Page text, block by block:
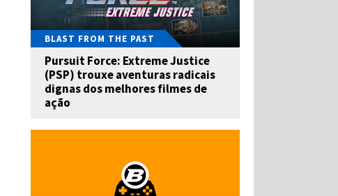
BLAST FROM THE PAST
Pursuit Force: Extreme Justice
(PSP) trouxe aventuras radicais
dignas dos melhores filmes de
ação